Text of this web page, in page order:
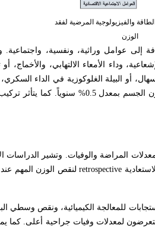
الطاقة والفيزيولوجية المرضية لفقد
الوزن
إلى عوامل وراثية، ونفسية،
وداء الأمعاء الالتهابي،
أو البيلة الغلوكوزية في الداء
الراحة مع تقدم العمر، وقد يتأثر بالحالة الدرقية.
المراضة والوفيات. وتشير الدراسات
retrospective
للمعالجة الكيميائية، ونقص وسطي
انتخابية، وفقدوا < 4.5كغ في 6 أشهر، فإنهم يتعرضون